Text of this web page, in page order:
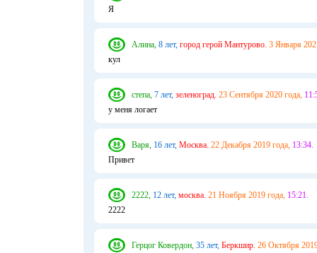
Я
Алина, 8 лет, город герой Мантурово. 3 Января
кул
степа, 7 лет, зеленоград. 23 Сентября 2020 года,
у меня логает
Варя, 16 лет, Москва. 22 Декабря 2019 года, 13:34.
Привет
2222, 12 лет, москва. 21 Ноября 2019 года, 15:21.
2222
Герцог Ковердон, 35 лет, Беркшир. 26 Октября